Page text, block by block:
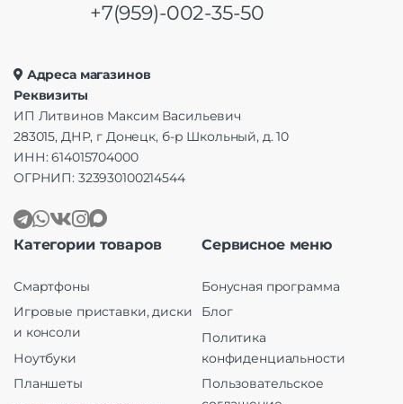
+7(959)-002-35-50
Адреса магазинов
Реквизиты
ИП Литвинов Максим Васильевич
283015, ДНР, г Донецк, б-р Школьный, д. 10
ИНН: 614015704000
ОГРНИП: 323930100214544
Категории товаров
Смартфоны
Игровые приставки, диски
и консоли
Ноутбуки
Планшеты
Сервисное меню
Бонусная программа
Блог
Политика
конфиденциальности
Пользовательское